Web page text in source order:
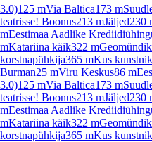
3.0)125 mVia Baltica173 m
teatrisse! Boonus213 mJäljed230
mEestimaa Aadlike
mKatariina käik322 m
korstnapühkija365 mKus
Burman25 mViru Keskus86 m
3.0)125 mVia Baltica173 m
teatrisse! Boonus213 mJäljed230
mEestimaa Aadlike
mKatariina käik322 m
korstnapühkija365 mKus